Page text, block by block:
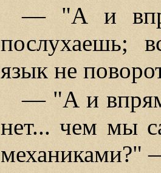
— "А и
послухаешь;
язык не
— "А и
нет... чем мы
механиками?"